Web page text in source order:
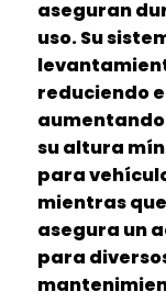
aseguran
uso. Su
reduciendo
su altura
para
mientras
asegura un
para